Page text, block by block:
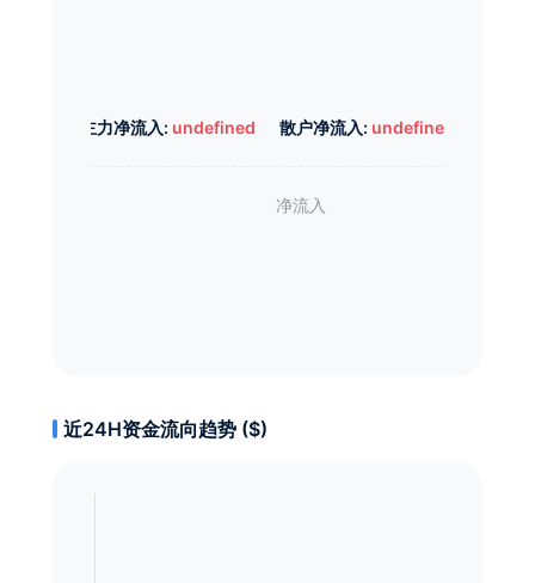
主力净流入: undefined 散户净流入: undefined
近24H资金流向趋势 ($)